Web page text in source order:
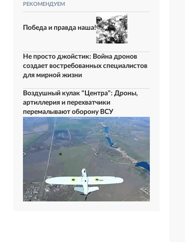
«Это конец всего»:
Захарова
прокомментировал
а фестиваль в
Юрмале
отреагировал на
требование
перестать
накачивать ВСУ
оружием
РЕКОМЕНДУЕМ
Победа и правда наша!
Не просто джойстик: Война дронов
создает востребованных специалистов
для мирной жизни
Воздушный кулак "Центра": Дроны,
артиллерия и перехватчики
перемалывают оборону ВСУ